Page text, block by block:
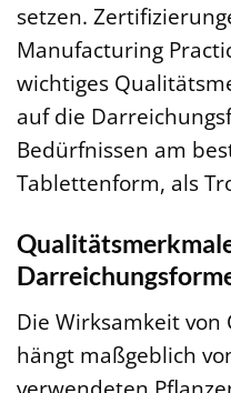
setzen.
Manufacturing
wichtiges
auf die
Bedürfnissen am
Tablettenform, als
Die Wirksamkeit von
hängt maßgeblich